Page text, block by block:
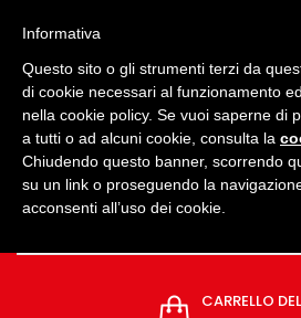
CARRELLO
Informativa
Questo sito o gli strumenti terzi da
di cookie necessari al funzionamento
nella cookie policy. Se vuoi saperne di
a tutti o ad alcuni cookie, consulta la
Chiudendo questo banner, scorrendo
su un link o proseguendo la
acconsenti all’uso dei cookie.